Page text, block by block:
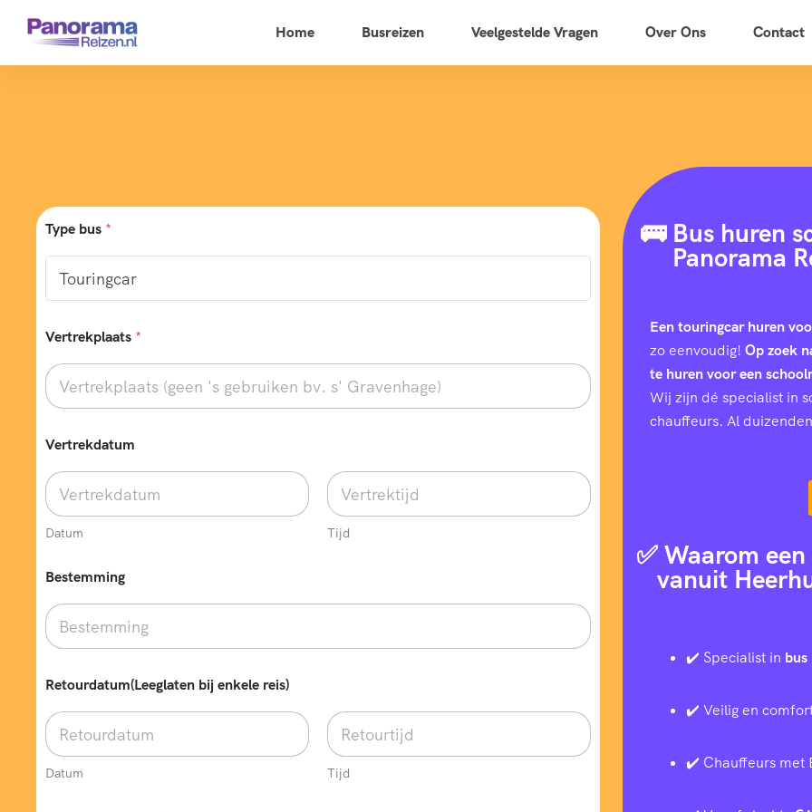
Home Busreizen Veelgestelde Vragen Over Ons Contact
Type bus *
Vertrekplaats *
Vertrekdatum
Datum Tijd
Bestemming
Retourdatum(Leeglaten bij enkele reis)
Datum Tijd
🚌 Bus huren
Panorama
Een touringcar huren
zo eenvoudig! Op zoek
te huren voor een
Wij zijn dé specialist in
chauffeurs. Al
✅ Waarom
vanuit
✔️ Specialist in
✔️ Veilig en
✔️ Chauffeurs met